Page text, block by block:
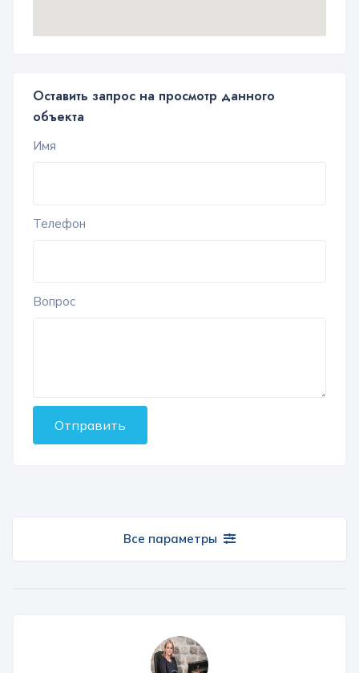
Оставить запрос на просмотр данного
объекта
Имя
Телефон
Вопрос
Отправить
Все параметры